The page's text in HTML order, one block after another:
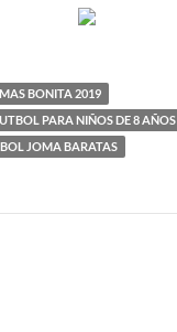
BONITA 2019
PARA NIÑOS DE 8 AÑOS
JOMA BARATAS